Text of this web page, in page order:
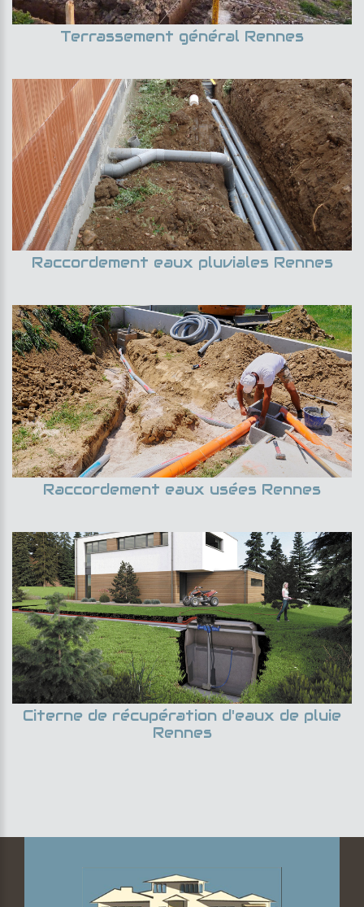
Terrassement général Rennes
Raccordement eaux pluviales Rennes
Raccordement eaux usées Rennes
Citerne de récupération d'eaux de pluie
Rennes